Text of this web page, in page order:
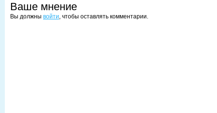
Ваше мнение
Вы должны войти, чтобы оставлять комментарии.